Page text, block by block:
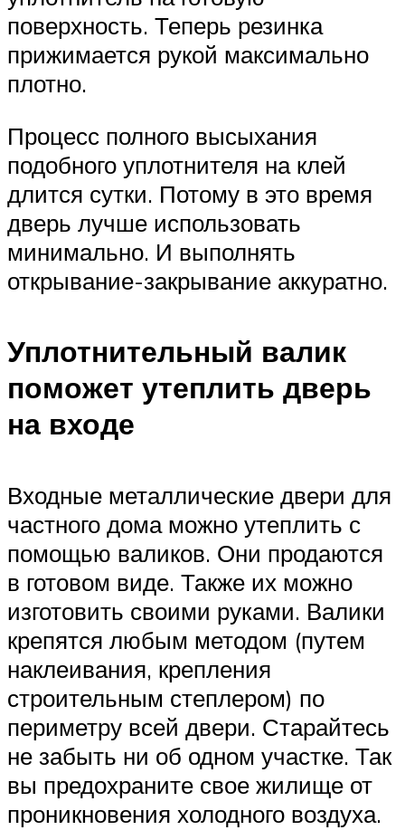
поверхность. Теперь резинка
прижимается рукой максимально
плотно.
Процесс полного высыхания
подобного уплотнителя на клей
длится сутки. Потому в это время
дверь лучше использовать
минимально. И выполнять
открывание-закрывание аккуратно.
Уплотнительный валик
поможет утеплить дверь
на входе
Входные металлические двери для
частного дома можно утеплить с
помощью валиков. Они продаются
в готовом виде. Также их можно
изготовить своими руками. Валики
крепятся любым методом (путем
наклеивания, крепления
строительным степлером) по
периметру всей двери. Старайтесь
не забыть ни об одном участке. Так
вы предохраните свое жилище от
проникновения холодного воздуха.